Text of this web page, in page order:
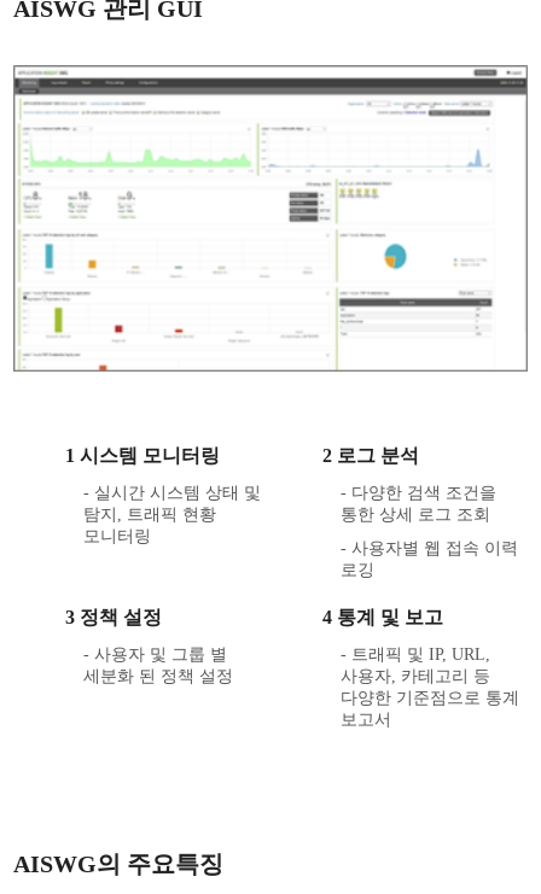
AISWG 관리 GUI
1 시스템 모니터링
- 실시간 시스템 상태 및
탐지, 트래픽 현황
모니터링
2 로그 분석
- 다양한 검색 조건을
통한 상세 로그 조회
- 사용자별 웹 접속 이력
로깅
3 정책 설정
- 사용자 및 그룹 별
세분화 된 정책 설정
4 통계 및 보고
- 트래픽 및 IP, URL,
사용자, 카테고리 등
다양한 기준점으로 통계
보고서
AISWG의 주요특징